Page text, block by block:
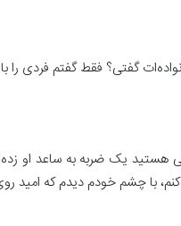
گفتی؟ فقط گفتم فردی را
هستید یک ضربه به ساعد او
کنم، با چشم خودم دیدم که امید